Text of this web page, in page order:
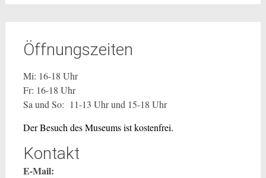
Öffnungszeiten
Mi: 16-18 Uhr
Fr: 16-18 Uhr
Sa und So: 11-13 Uhr und 15-18 Uhr
Der Besuch des Museums ist kostenfrei.
Kontakt
E-Mail: